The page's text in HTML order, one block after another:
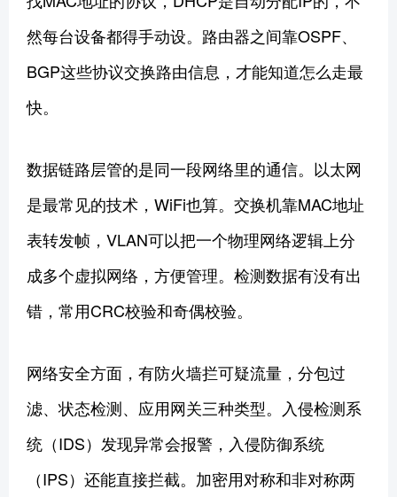
然每台设备都得手动设。路由器之间靠OSPF、
BGP这些协议交换路由信息，才能知道怎么走最
快。
数据链路层管的是同一段网络里的通信。以太网
是最常见的技术，WiFi也算。交换机靠MAC地址
表转发帧，VLAN可以把一个物理网络逻辑上分
成多个虚拟网络，方便管理。检测数据有没有出
错，常用CRC校验和奇偶校验。
网络安全方面，有防火墙拦可疑流量，分包过
滤、状态检测、应用网关三种类型。入侵检测系
统（IDS）发现异常会报警，入侵防御系统
（IPS）还能直接拦截。加密用对称和非对称两